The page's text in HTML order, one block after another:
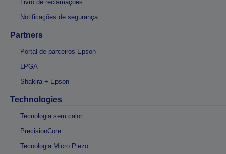
Livro de reclamações
Notificações de segurança
Partners
Portal de parceiros Epson
LPGA
Shakira + Epson
Technologies
Tecnologia sem calor
PrecisionCore
Tecnologia Micro Piezo